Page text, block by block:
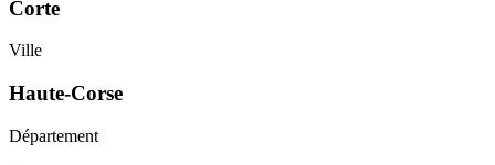
Corte
Ville
Haute-Corse
Département